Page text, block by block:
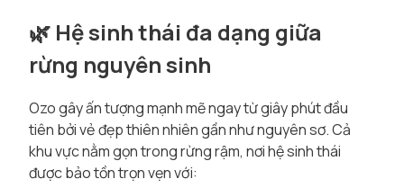
🌿 Hệ sinh thái đa dạng giữa
rừng nguyên sinh
Ozo gây ấn tượng mạnh mẽ ngay từ giây phút đầu
tiên bởi vẻ đẹp thiên nhiên gần như nguyên sơ. Cả
khu vực nằm gọn trong rừng rậm, nơi hệ sinh thái
được bảo tồn trọn vẹn với: